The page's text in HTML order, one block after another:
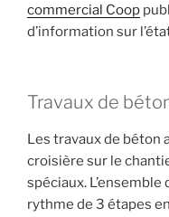
commercial Coop
d’information sur
Travaux de
Les travaux de béton
croisière sur le
spéciaux.
rythme de 3 étapes